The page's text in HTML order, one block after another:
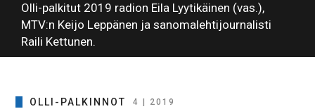
Olli-palkitut 2019 radion Eila Lyytikäinen (vas.),
MTV:n Keijo Leppänen ja sanomalehtijournalisti
Raili Kettunen.
OLLI-PALKINNOT 4 | 2019